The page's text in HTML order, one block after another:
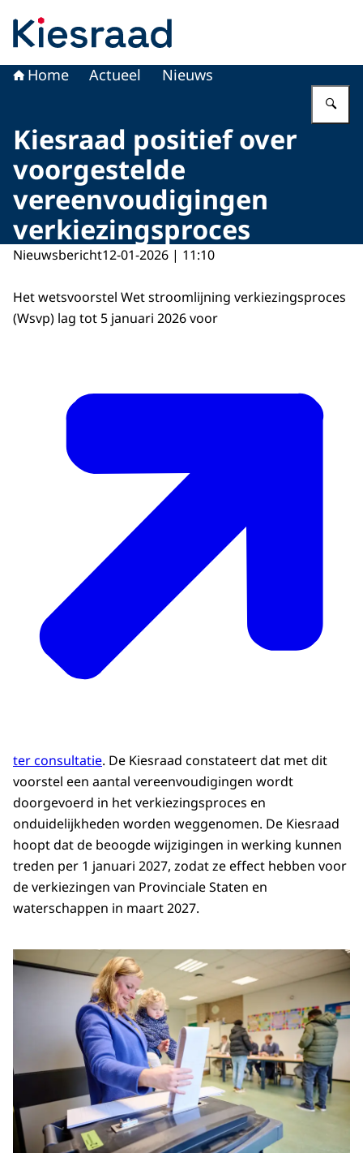
Home Actueel Nieuws
Kiesraad positief over
voorgestelde
vereenvoudigingen
verkiezingsproces
Nieuwsbericht12-01-2026 | 11:10
Het wetsvoorstel Wet stroomlijning verkiezingsproces
(Wsvp) lag tot 5 januari 2026 voor
ter consultatie. De Kiesraad constateert dat met dit
voorstel een aantal vereenvoudigingen wordt
doorgevoerd in het verkiezingsproces en
onduidelijkheden worden weggenomen. De Kiesraad
hoopt dat de beoogde wijzigingen in werking kunnen
treden per 1 januari 2027, zodat ze effect hebben voor
de verkiezingen van Provinciale Staten en
waterschappen in maart 2027.